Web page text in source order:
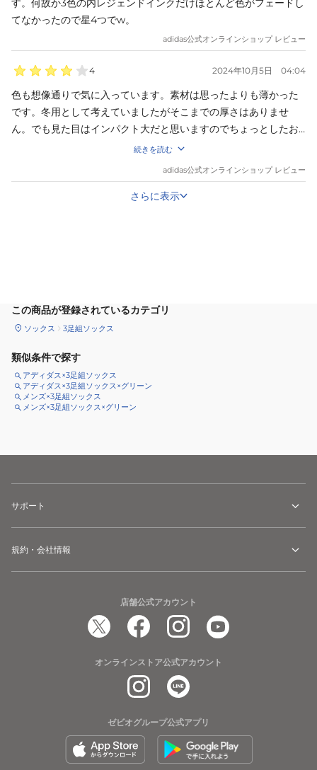
す。何故か3色の内レジェンドインクだけほとんど色がフェードし
てなかったので星4つでw。
adidas公式オンラインショップ レビュー
4 2024年10月5日 04:04
色も想像通りで気に入っています。素材は思ったよりも薄かった
です。冬用として考えていましたがそこまでの厚さはありませ
ん。でも見た目はインパクト大だと思いますのでちょっとしたお
洒落な演出には良いのではないでしょうか
続きを読む
adidas公式オンラインショップ レビュー
さらに表示
この商品が登録されているカテゴリ
ソックス 3足組ソックス
類似条件で探す
アディダス×3足組ソックス
アディダス×3足組ソックス×グリーン
メンズ×3足組ソックス
メンズ×3足組ソックス×グリーン
サポート
規約・会社情報
店舗公式アカウント
オンラインストア公式アカウント
ゼビオグループ公式アプリ